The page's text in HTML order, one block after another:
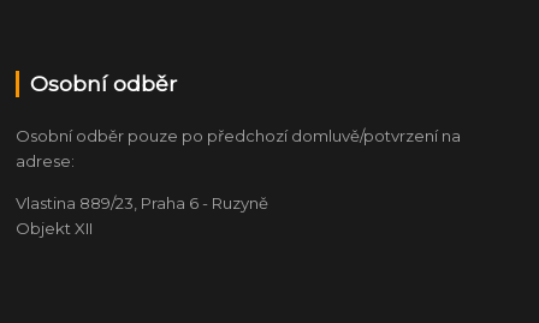
Osobní odběr
Osobní odběr pouze po předchozí domluvě/potvrzení na
adrese:
Vlastina 889/23, Praha 6 - Ruzyně
Objekt XII